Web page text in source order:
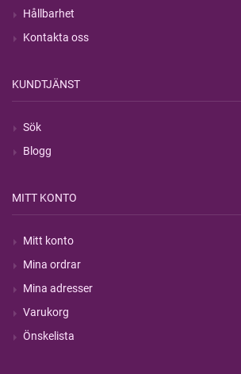
Hållbarhet
Kontakta oss
KUNDTJÄNST
Sök
Blogg
MITT KONTO
Mitt konto
Mina ordrar
Mina adresser
Varukorg
Önskelista